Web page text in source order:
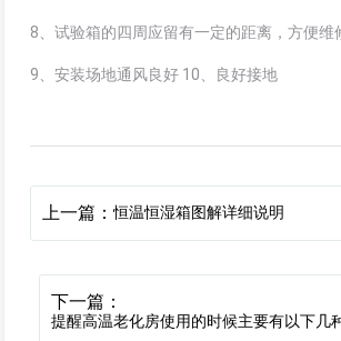
8、试验箱的四周应留有一定的距离，方便维
9、安装场地通风良好 10、良好接地
上一篇： 恒温恒湿箱图解详细说明
下一篇：
提醒高温老化房使用的时候主要有以下几